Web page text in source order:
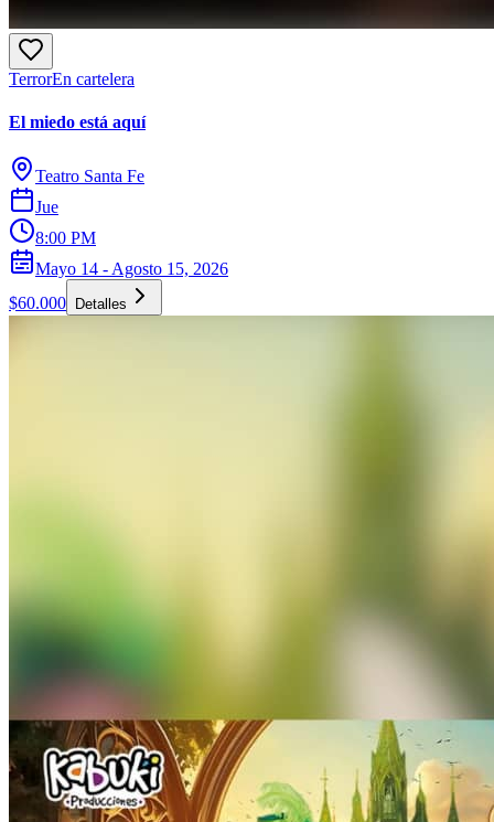
TerrorEn cartelera
El miedo está aquí
Teatro Santa Fe
Jue
8:00 PM
Mayo 14 - Agosto 15, 2026
$60.000
Detalles